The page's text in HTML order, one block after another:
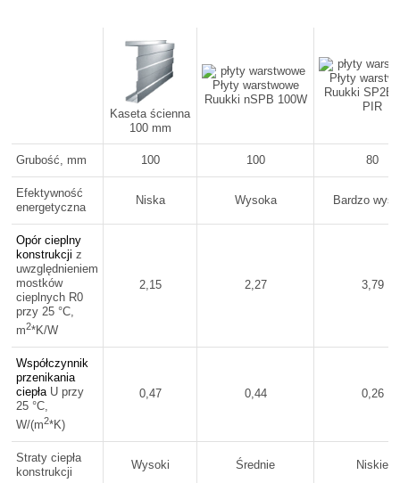
Kaseta ścienna
100 mm
Płyty warstwowe
Ruukki nSPB 100W
Płyty
Ruukki SP2B
PIR
Grubość, mm 100 100 80
Efektywność
energetyczna
Niska Wysoka Bardzo
Opór cieplny
konstrukcji z
uwzględnieniem
mostków
cieplnych R0
przy 25 °C,
m2*K/W
2,15 2,27 3,79
Współczynnik
przenikania
ciepłaU przy
25 °C,
W/(m2*K)
0,47 0,44 0,26
Straty ciepła
konstrukcji
Wysoki Średnie Niskie